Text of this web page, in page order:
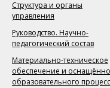
Структура и органы
управления
Руководство. Научно-
педагогический состав
Материально-техническое
обеспечение и
образовательного